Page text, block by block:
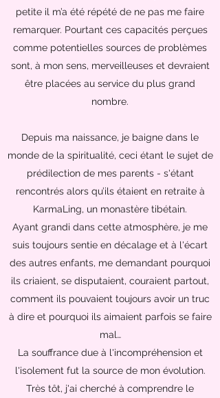
petite il m’a été répété de ne pas me faire
remarquer. Pourtant ces capacités perçues
comme potentielles sources de problèmes
sont, à mon sens, merveilleuses et devraient
être placées au service du plus grand
nombre.
Depuis ma naissance, je baigne dans le
monde de la spiritualité, ceci étant le sujet de
prédilection de mes parents - s'étant
rencontrés alors qu’ils étaient en retraite à
KarmaLing, un monastère tibétain.
Ayant grandi dans cette atmosphère, je me
suis toujours sentie en décalage et à l'écart
des autres enfants, me demandant pourquoi
ils criaient, se disputaient, couraient partout,
comment ils pouvaient toujours avoir un truc
à dire et pourquoi ils aimaient parfois se faire
mal…
La souffrance due à l'incompréhension et
l'isolement fut la source de mon évolution.
Très tôt, j'ai cherché à comprendre le